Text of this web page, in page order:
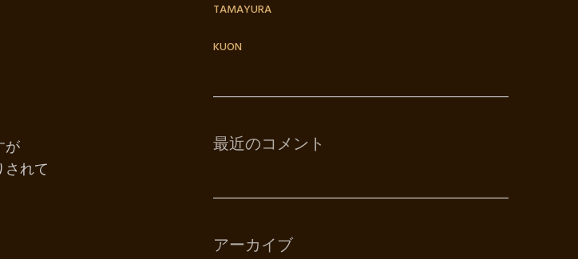
が
されて
TAMAYURA
KUON
最近のコメント
アーカイブ